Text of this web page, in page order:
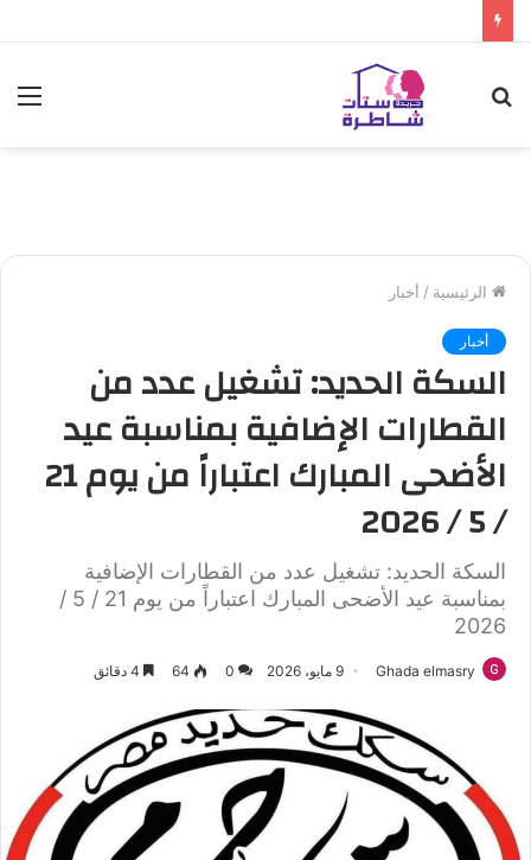
الرئيسية / أخبار
أخبار
السكة الحديد: تشغيل عدد من
القطارات الإضافية بمناسبة عيد
الأضحى المبارك اعتباراً من يوم 21
/ 5 / 2026
السكة الحديد: تشغيل عدد من القطارات الإضافية
بمناسبة عيد الأضحى المبارك اعتباراً من يوم 21 / 5 /
2026
Ghada elmasry 9 مايو، 2026 0
64